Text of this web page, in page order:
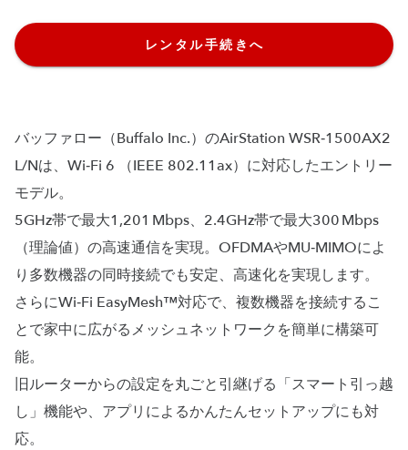
レンタル手続きへ
バッファロー（Buffalo Inc.）のAirStation WSR‑1500AX2
L/Nは、Wi‑Fi 6 （IEEE 802.11ax）に対応したエントリー
モデル。
5GHz帯で最大1,201 Mbps、2.4GHz帯で最大300 Mbps
（理論値）の高速通信を実現。OFDMAやMU‑MIMOによ
り多数機器の同時接続でも安定、高速化を実現します。
さらにWi‑Fi EasyMesh™対応で、複数機器を接続するこ
とで家中に広がるメッシュネットワークを簡単に構築可
能。
旧ルーターからの設定を丸ごと引継げる「スマート引っ越
し」機能や、アプリによるかんたんセットアップにも対
応。